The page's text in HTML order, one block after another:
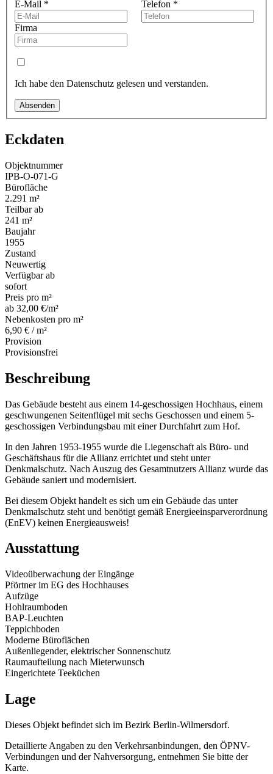
E-Mail * Telefon *
Firma
Ich habe den Datenschutz gelesen und verstanden.
Absenden
Eckdaten
Objektnummer
IPB-O-071-G
Bürofläche
2.291 m²
Teilbar ab
241 m²
Baujahr
1955
Zustand
Neuwertig
Verfügbar ab
sofort
Preis pro m²
ab 32,00 €/m²
Nebenkosten pro m²
6,90 € / m²
Provision
Provisionsfrei
Beschreibung
Das Gebäude besteht aus einem 14-geschossigen Hochhaus, einem
geschwungenen Seitenflügel mit sechs Geschossen und einem 5-
geschossigen Verbindungsbau mit einer Durchfahrt zum Hof.
In den Jahren 1953-1955 wurde die Liegenschaft als Büro- und
Geschäftshaus für die Allianz errichtet und steht unter
Denkmalschutz. Nach Auszug des Gesamtnutzers Allianz wurde das
Gebäude saniert und modernisiert.
Bei diesem Objekt handelt es sich um ein Gebäude das unter
Denkmalschutz steht und benötigt gemäß Energieeinsparverordnung
(EnEV) keinen Energieausweis!
Ausstattung
Videoüberwachung der Eingänge
Pförtner im EG des Hochhauses
Aufzüge
Hohlraumboden
BAP-Leuchten
Teppichboden
Moderne Büroflächen
Außenliegender, elektrischer Sonnenschutz
Raumaufteilung nach Mieterwunsch
Eingerichtete Teeküchen
Lage
Dieses Objekt befindet sich im Bezirk Berlin-Wilmersdorf.
Detaillierte Angaben zu den Verkehrsanbindungen, den ÖPNV-
Verbindungen und der Nahversorgung, entnehmen Sie bitte der
Karte.